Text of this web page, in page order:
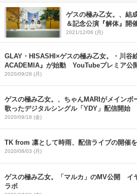
ゲスの極み乙女。、結
＆記念公演『解体』
よ」
2021/12/06 (月)
GLAY・HISASHI×ゲスの極み乙女。・川谷
ACADEMIA』が始動 YouTubeプレミア公
2020/09/28 (月)
ゲスの極み乙女。、ちゃんMARIがメインボ
歌ったデジタルシングル「YDY」配信開始
2020/09/18 (金)
TK from 凛として時雨、配信ライブの開催
2020/08/03 (月)
ゲスの極み乙女。「マルカ」のMV公開 イ
ラボ